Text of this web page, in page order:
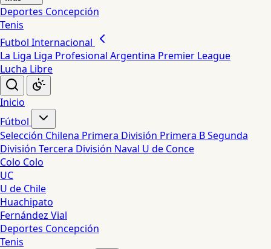
Deportes Concepción
Tenis
Futbol Internacional
La Liga Liga Profesional Argentina Premier League
Lucha Libre
Inicio
Fútbol
Selección Chilena Primera División Primera BSegunda
División Tercera División Naval U de Conce
Colo Colo
UC
U de Chile
Huachipato
Fernández Vial
Deportes Concepción
Tenis